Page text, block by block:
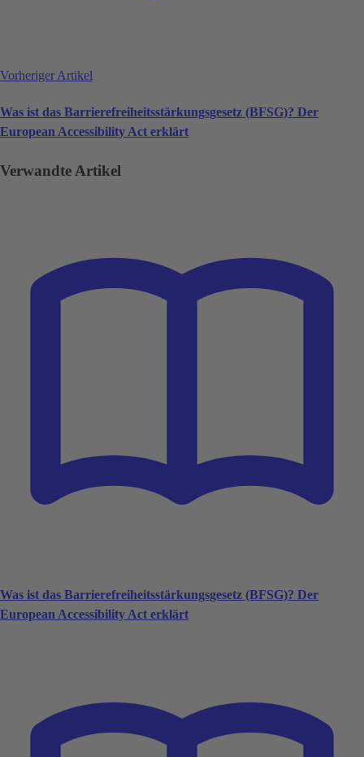
Vorheriger Artikel
Was ist das Barrierefreiheitsstärkungsgesetz (BFSG)? Der
European Accessibility Act erklärt
Verwandte Artikel
Was ist das Barrierefreiheitsstärkungsgesetz (BFSG)? Der
European Accessibility Act erklärt